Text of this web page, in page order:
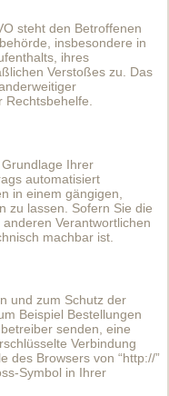
steht den Betroffenen
insbesondere in
ihres
Verstoßes zu. Das
Ihrer
automatisiert
in einem gängigen,
zu lassen. Sofern Sie die
Verantwortlichen
machbar ist.
und zum Schutz der
Beispiel Bestellungen
senden, eine
Verbindung
des Browsers von “http://”
Symbol in Ihrer